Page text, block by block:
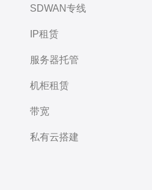
SDWAN专线
IP租赁
服务器托管
机柜租赁
带宽
私有云搭建